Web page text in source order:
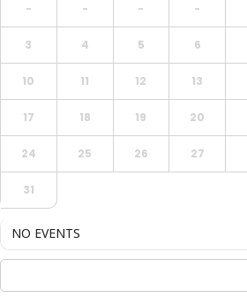
- - - -
3 4 5 6
10 11 12 13
17 18 19 20
24 25 26 27
31
NO EVENTS